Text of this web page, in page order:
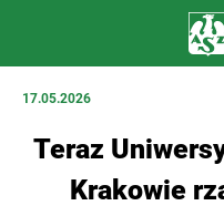
17.05.2026
Teraz
Krakowie